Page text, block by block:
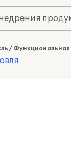
/ Функциональная